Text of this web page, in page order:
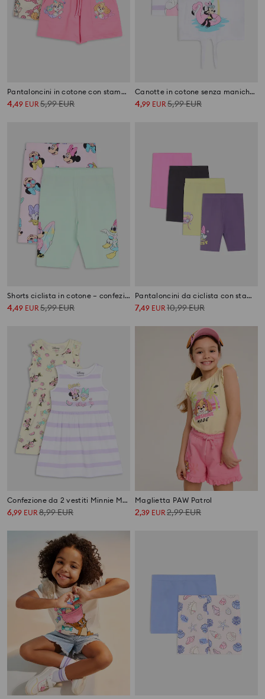
Pantaloncini in cotone con stampa 2 pack PAW Patrol
4,49 EUR 5,99EUR
Canotte in cotone senza maniche con stampa 2 pack Minnie Mouse
4,99 EUR 5,99EUR
Shorts ciclista in cotone – confezione da 2 Minnie and Daisy
4,49 EUR5,99EUR
Pantaloncini da ciclista con stampa 4 pack Disney
7,49 EUR10,99EUR
Confezione da 2 vestiti Minnie Mouse
6,99 EUR8,99EUR
Maglietta PAW Patrol
2,39 EUR2,99EUR